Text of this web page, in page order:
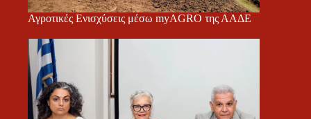
Αγροτικές Ενισχύσεις μέσω myAGRO της ΑΑΔΕ